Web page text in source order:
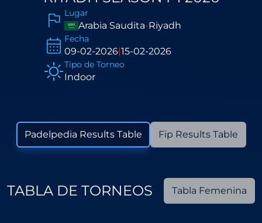
Lugar
Arabia Saudita-Riyadh
Fecha
09-02-2026|15-02-2026
Tipo de Torneo
Indoor
Padelpedia Results Table Fip Results Table
TABLA DE TORNEOS Tabla Femenina